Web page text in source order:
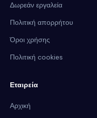
Δωρεάν εργαλεία
Πολιτική απορρήτου
Όροι χρήσης
Πολιτική cookies
Εταιρεία
Αρχική